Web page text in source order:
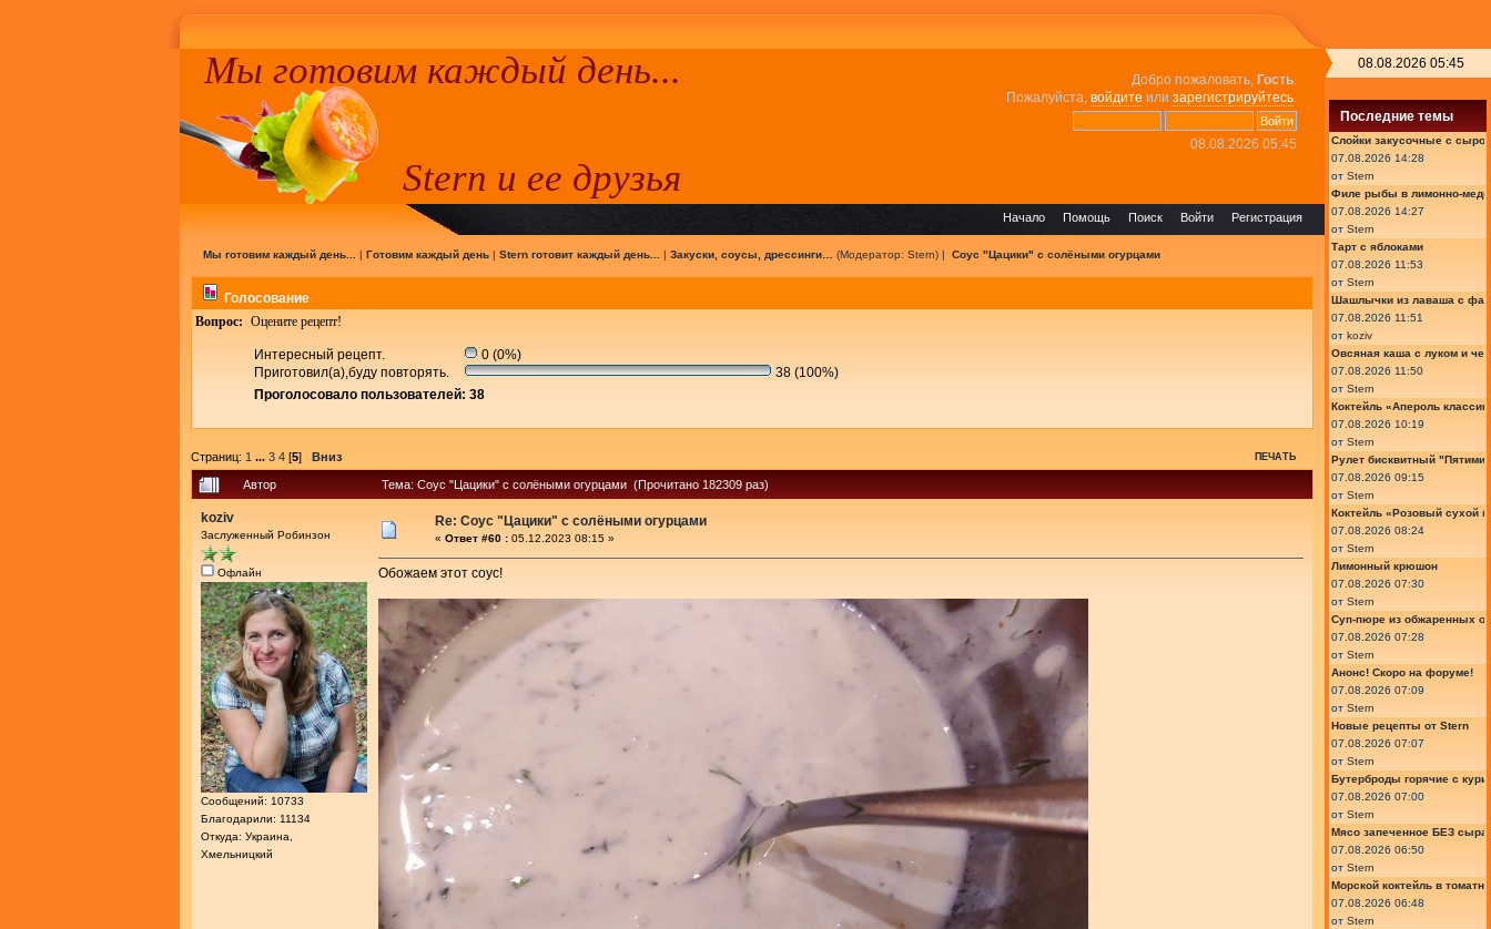
Добро пожаловать, Гость.
Пожалуйста, войдите или зарегистрируйтесь.
08.08.2026 05:45
Мы готовим каждый день...
Stern и ее друзья
Регистрация
Войти
Поиск
Помощь
Начало
Мы готовим каждый день... | Готовим каждый день| Stern готовит каждый день... | Закуски, соусы, дрессинги… (Модератор: Stern) | Соус "Цацики" с солёными огурцами
Голосование
Вопрос: Оцените рецепт!
Интересный рецепт.
0 (0%)
Приготовил(а),буду повторять.
38 (100%)
Проголосовало пользователей: 38
Страниц: 1 ... 3 4 [5] Вниз ПЕЧАТЬ
Автор Тема: Соус "Цацики" с солёными огурцами (Прочитано 182309 раз)
koziv
Заслуженный Робинзон
Офлайн
Сообщений: 10733
Благодарили: 11134
Откуда: Украина,
Хмельницкий
Re: Соус "Цацики" с солёными огурцами
« Ответ #60 : 05.12.2023 08:15 »
Обожаем этот соус!
08.08.2026 05:45
Последние темы
Слойки закусочные с
07.08.2026 14:28
от Stern
Филе рыбы в лимонно-
07.08.2026 14:27
от Stern
Тарт с яблоками
07.08.2026 11:53
от Stern
Шашлычки из лаваша с
07.08.2026 11:51
от koziv
Овсяная каша с луком и
07.08.2026 11:50
от Stern
Коктейль «Апероль
07.08.2026 10:19
от Stern
Рулет бисквитный
07.08.2026 09:15
от Stern
Коктейль «Розовый сухой
07.08.2026 08:24
от Stern
Лимонный крюшон
07.08.2026 07:30
от Stern
Суп-пюре из обжаренных
07.08.2026 07:28
от Stern
Анонс! Скоро на форуме!
07.08.2026 07:09
от Stern
Новые рецепты от Stern
07.08.2026 07:07
от Stern
Бутерброды горячие с
07.08.2026 07:00
от Stern
Мясо запеченное БЕЗ сыра
07.08.2026 06:50
от Stern
Морской коктейль в
07.08.2026 06:48
от Stern